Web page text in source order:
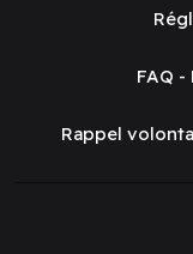
FAQ
Rappel